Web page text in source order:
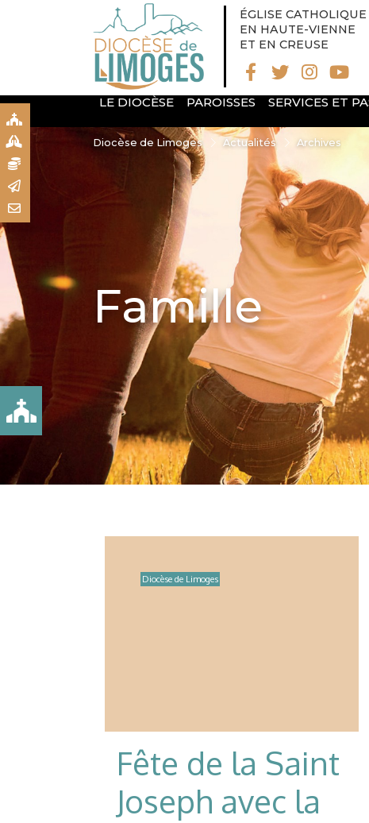
ÉGLISE CATHOLIQUE
EN HAUTE-VIENNE
ET EN CREUSE
LE DIOCÈSE PAROISSES SERVICES ET
Diocèse de Limoges Actualités Archives
Famille
Diocèse de Limoges
Fête de la Saint
Joseph avec la